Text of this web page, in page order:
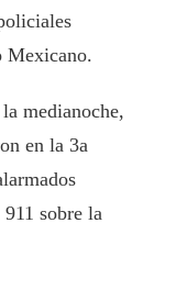
Mexicano.
medianoche,
en la 3a
sobre la